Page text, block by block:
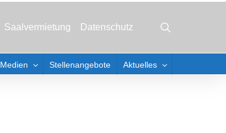
Medien Stellenangebote Aktuelles
Saalvermietung Datenschutz